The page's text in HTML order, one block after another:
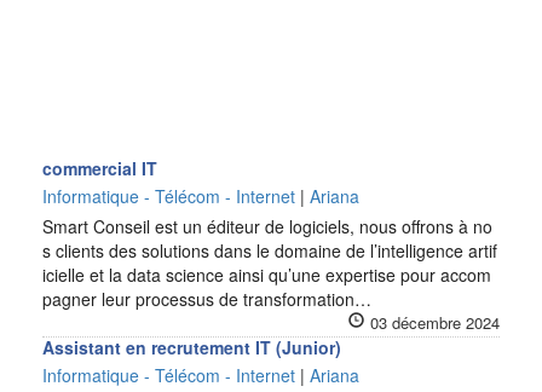
commercial IT
Informatique - Télécom - Internet | Ariana
Smart Conseil est un éditeur de logiciels, nous offrons à no
s clients des solutions dans le domaine de l’intelligence artif
icielle et la data science ainsi qu’une expertise pour accom
pagner leur processus de transformation…
03 décembre 2024
Assistant en recrutement IT (Junior)
Informatique - Télécom - Internet | Ariana